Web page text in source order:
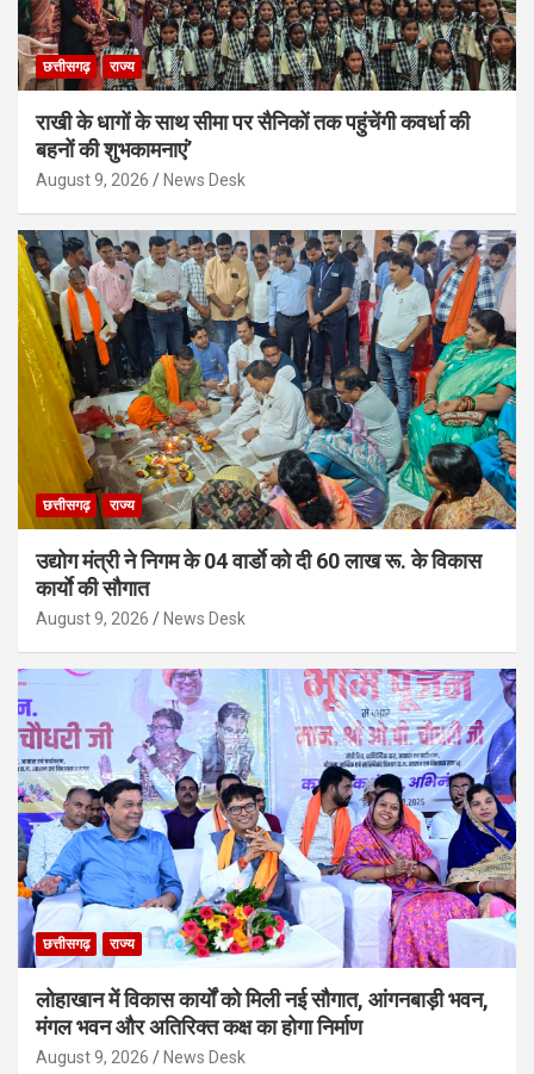
छत्तीसगढ़ राज्य
राखी के धागों के साथ सीमा पर सैनिकों तक पहुंचेंगी कवर्धा की
बहनों की शुभकामनाएं’
August 9, 2026 News Desk
छत्तीसगढ़ राज्य
उद्योग मंत्री ने निगम के 04 वार्डाे को दी 60 लाख रू. के विकास
कार्याे की सौगात
August 9, 2026 News Desk
छत्तीसगढ़ राज्य
लोहाखान में विकास कार्यों को मिली नई सौगात, आंगनबाड़ी भवन,
मंगल भवन और अतिरिक्त कक्ष का होगा निर्माण
August 9, 2026 News Desk